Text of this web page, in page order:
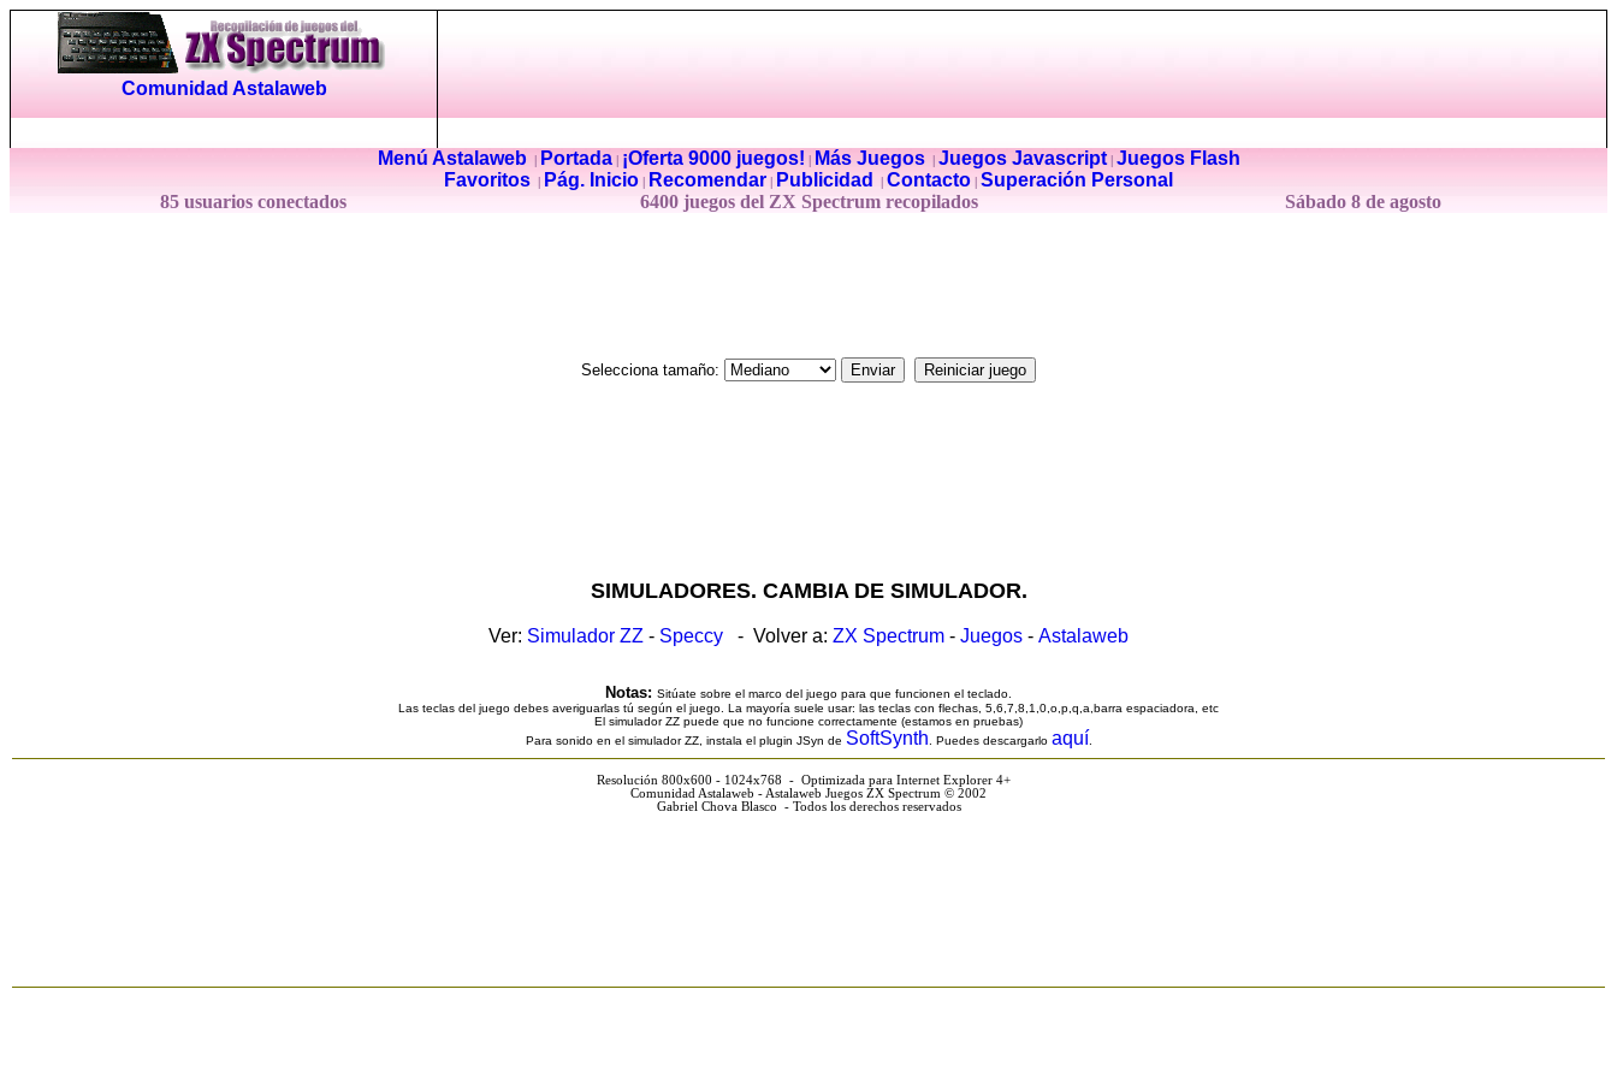
Comunidad Astalaweb
Menú Astalaweb| Portada| ¡Oferta 9000 juegos! Más Juegos| Juegos Javascript| Juegos Flash
Favoritos
Pág. Inicio Recomendar Publicidad Contacto Superación Personal
85 usuarios conectados
6400 juegos del ZX Spectrum recopilados Sábado 8 de agosto
Selecciona tamaño:
SIMULADORES. CAMBIA DE SIMULADOR.
Ver: Simulador ZZ - Speccy - Volver a: ZX Spectrum - Juegos - Astalaweb
Notas: Sitúate sobre el marco del juego para que funcionen el teclado.
Las teclas del juego debes averiguarlas tú según el juego. La mayoría suele usar: las teclas con flechas, 5,6,7,8,1,0,o,p,q,a,barra espaciadora, etc
El simulador ZZ puede que no funcione correctamente (estamos en pruebas)
Para sonido en el simulador ZZ, instala el plugin JSyn de SoftSynth . Puedes descargarlo aquí
Resolución 800x600 - 1024x768 - Optimizada para Internet Explorer 4+
Comunidad Astalaweb - Astalaweb Juegos ZX Spectrum © 2002
Gabriel Chova Blasco - Todos los derechos reservados